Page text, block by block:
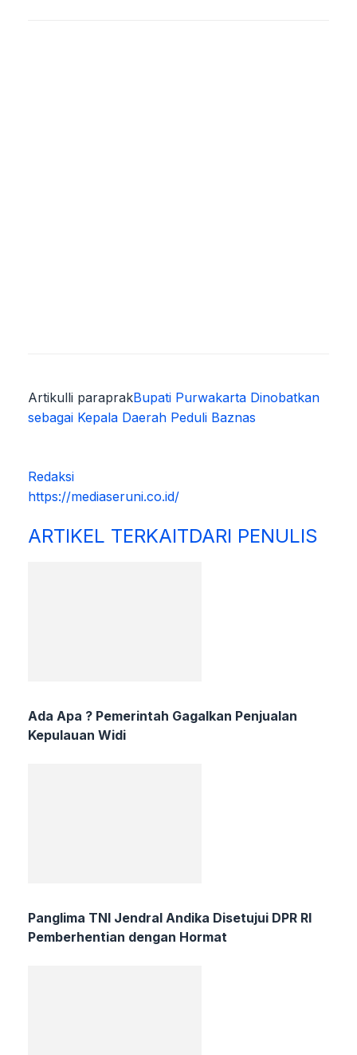
Artikulli paraprakBupati Purwakarta Dinobatkan
sebagai Kepala Daerah Peduli Baznas
Redaksi
https://mediaseruni.co.id/
ARTIKEL TERKAITDARI PENULIS
Ada Apa ? Pemerintah Gagalkan Penjualan
Kepulauan Widi
Panglima TNI Jendral Andika Disetujui DPR RI
Pemberhentian dengan Hormat